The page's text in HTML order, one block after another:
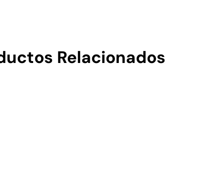
Relacionados